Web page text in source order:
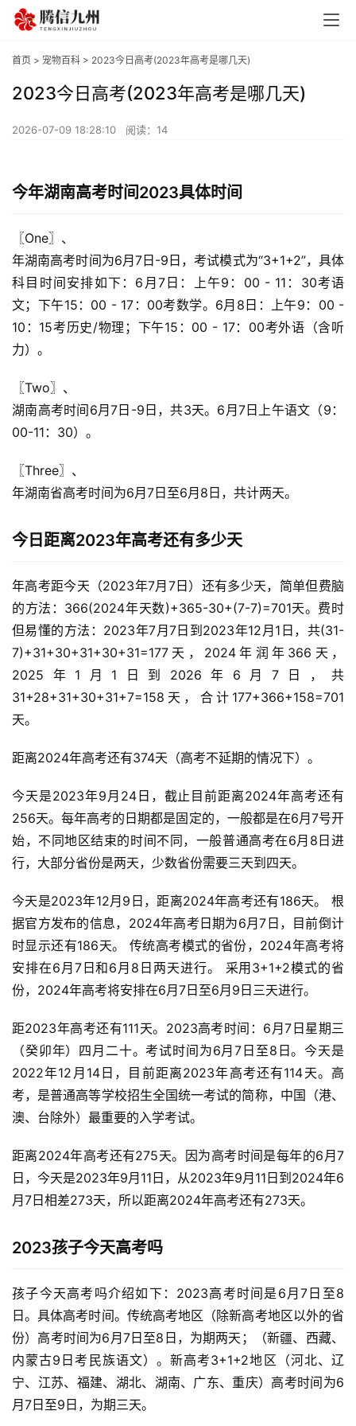
首页 > 宠物百科 > 2023今日高考(2023年高考是哪几天)
2023今日高考(2023年高考是哪几天)
2026-07-09 18:28:10 阅读：14
今年湖南高考时间2023具体时间
〖One〗、
年湖南高考时间为6月7日-9日，考试模式为“3+1+2”，具体
科目时间安排如下：6月7日：上午9：00 - 11：30考语
文；下午15：00 - 17：00考数学。6月8日：上午9：00 -
10：15考历史/物理；下午15：00 - 17：00考外语（含听
力）。
〖Two〗、
湖南高考时间6月7日-9日，共3天。6月7日上午语文（9：
00-11：30）。
〖Three〗、
年湖南省高考时间为6月7日至6月8日，共计两天。
今日距离2023年高考还有多少天
年高考距今天（2023年7月7日）还有多少天，简单但费脑
的方法：366(2024年天数)+365-30+(7-7)=701天。费时
但易懂的方法：2023年7月7日到2023年12月1日，共(31-
7)+31+30+31+30+31=177天，2024年润年366天，
2025年1月1日到2026年6月7日，共
31+28+31+30+31+7=158天，合计177+366+158=701
天。
距离2024年高考还有374天（高考不延期的情况下）。
今天是2023年9月24日，截止目前距离2024年高考还有
256天。每年高考的日期都是固定的，一般都是在6月7号开
始，不同地区结束的时间不同，一般普通高考在6月8日进
行，大部分省份是两天，少数省份需要三天到四天。
今天是2023年12月9日，距离2024年高考还有186天。 根
据官方发布的信息，2024年高考日期为6月7日，目前倒计
时显示还有186天。 传统高考模式的省份，2024年高考将
安排在6月7日和6月8日两天进行。 采用3+1+2模式的省
份，2024年高考将安排在6月7日至6月9日三天进行。
距2023年高考还有111天。2023高考时间：6月7日星期三
（癸卯年）四月二十。考试时间为6月7日至8日。今天是
2022年12月14日，目前距离2023年高考还有114天。高
考，是普通高等学校招生全国统一考试的简称，中国（港、
澳、台除外）最重要的入学考试。
距离2024年高考还有275天。因为高考时间是每年的6月7
日，今天是2023年9月11日，从2023年9月11日到2024年6
月7日相差273天，所以距离2024年高考还有273天。
2023孩子今天高考吗
孩子今天高考吗介绍如下：2023高考时间是6月7日至8
日。具体高考时间。传统高考地区（除新高考地区以外的省
份）高考时间为6月7日至8日，为期两天；（新疆、西藏、
内蒙古9日考民族语文）。新高考3+1+2地区（河北、辽
宁、江苏、福建、湖北、湖南、广东、重庆）高考时间为6
月7日至9日，为期三天。